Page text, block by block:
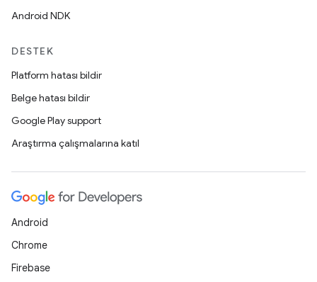
Android NDK
DESTEK
Platform hatası bildir
Belge hatası bildir
Google Play support
Araştırma çalışmalarına katıl
Android
Chrome
Firebase